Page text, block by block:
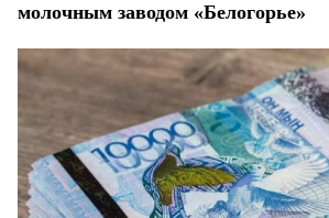
молочным заводом «Белогорье»